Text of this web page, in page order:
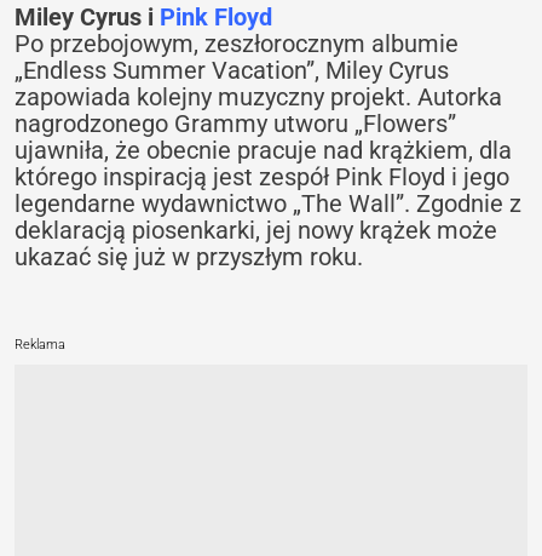
Miley Cyrus i Pink Floyd
Po przebojowym, zeszłorocznym albumie
„Endless Summer Vacation”, Miley Cyrus
zapowiada kolejny muzyczny projekt. Autorka
nagrodzonego Grammy utworu „Flowers”
ujawniła, że obecnie pracuje nad krążkiem, dla
którego inspiracją jest zespół Pink Floyd i jego
legendarne wydawnictwo „The Wall”. Zgodnie z
deklaracją piosenkarki, jej nowy krążek może
ukazać się już w przyszłym roku.
Reklama